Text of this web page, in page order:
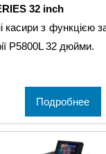
32 inch
касири з функцією
P5800L 32 дюйми.
Подробнее